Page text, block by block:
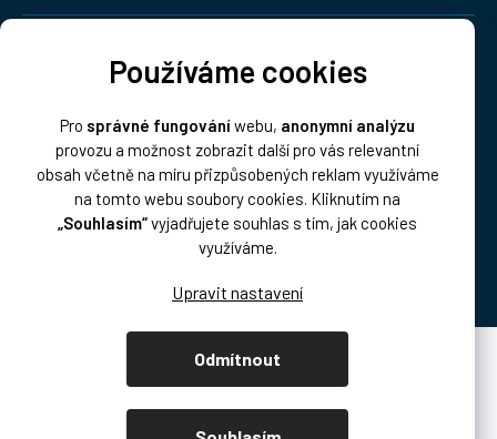
Používáme cookies
Pro správné fungováníwebu, anonymní analýzu
provozu a možnost zobrazit další pro vás relevantní
obsah včetně na míru přizpůsobených reklam využíváme
na tomto webu soubory cookies. Kliknutím na
„Souhlasím“vyjadřujete souhlas s tím, jak cookies
využíváme.
Odmítnout
Platba:
Vytvořil Shoptet Premium
Copyright 2026 . Všechna práva vyhrazena.